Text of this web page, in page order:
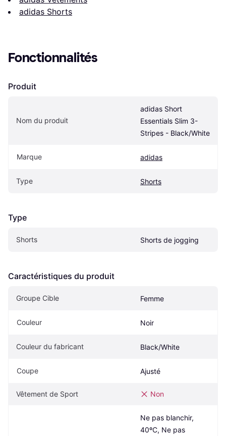
adidas Shorts
Fonctionnalités
Produit
Nom du produit
adidas Short
Essentials Slim 3-
Stripes - Black/White
Marque adidas
Type Shorts
Type
Shorts Shorts de jogging
Caractéristiques du produit
Groupe Cible Femme
Couleur Noir
Couleur du fabricant Black/White
Coupe Ajusté
Vêtement de Sport Non
Ne pas blanchir,
40ºC, Ne pas